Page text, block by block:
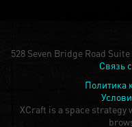
528 Seven Bridge Road
Связь
Политика
XCraft is a space